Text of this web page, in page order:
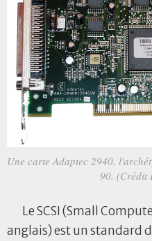
Une carte Adaptec 2940,
90. (Crédit
Le SCSI (Small
anglais) est un standard